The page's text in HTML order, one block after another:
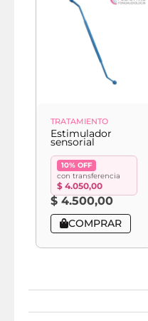
TRATAMIENTO
Estimulador
sensorial
10% OFF
con transferencia
$ 4.050,00
$ 4.500,00
COMPRAR